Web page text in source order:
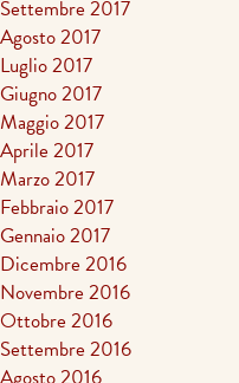
Settembre 2017
Agosto 2017
Luglio 2017
Giugno 2017
Maggio 2017
Aprile 2017
Marzo 2017
Febbraio 2017
Gennaio 2017
Dicembre 2016
Novembre 2016
Ottobre 2016
Settembre 2016